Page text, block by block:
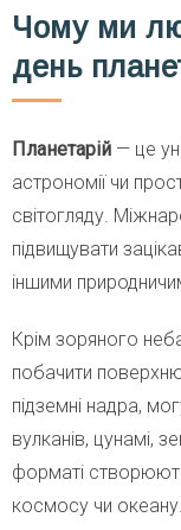
Чому ми
день
Планетарій — це
астрономії чи
світогляду.
підвищувати
іншими
Крім зоряного
побачити
підземні надра,
вулканів, цунамі,
форматі
космосу чи океану.